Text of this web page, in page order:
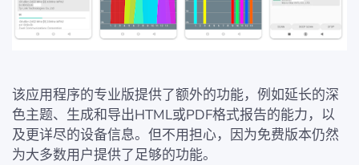
该应用程序的专业版提供了额外的功能，例如延长的深
色主题、生成和导出HTML或PDF格式报告的能力，以
及更详尽的设备信息。但不用担心，因为免费版本仍然
为大多数用户提供了足够的功能。